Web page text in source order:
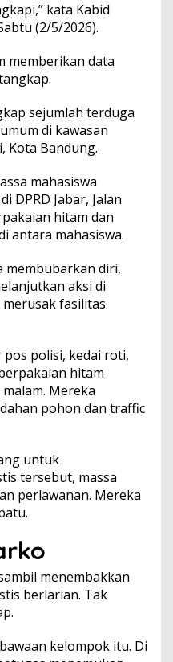
kata Kabid
(2/5/2026).
memberikan data
sejumlah terduga
di kawasan
Kota Bandung.
mahasiswa
DPRD Jabar, Jalan
hitam dan
antara mahasiswa.
membubarkan diri,
aksi di
fasilitas
polisi, kedai roti,
hitam
Mereka
pohon dan traffic
untuk
tersebut, massa
perlawanan. Mereka
menembakkan
berlarian. Tak
kelompok itu. Di